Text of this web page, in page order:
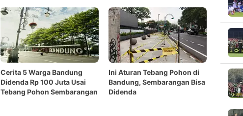
Cerita 5 Warga Bandung
Didenda Rp 100 Juta Usai
Tebang Pohon Sembarangan
Ini Aturan Tebang Pohon di
Bandung, Sembarangan Bisa
Didenda